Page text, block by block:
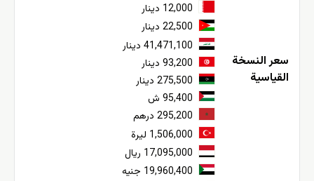
سعر النسخة
القياسية
12,000 دينار
22,500 دينار
41,471,100 دينار
93,200 دينار
275,500 دينار
95,400 ش
295,200 درهم
1,506,000 ليرة
17,095,000 ريال
19,960,400 جنيه